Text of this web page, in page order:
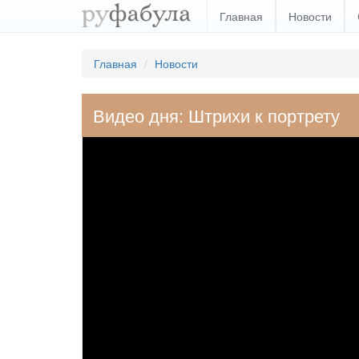
Главная Новости
Главная Новости
Видео дня: Штрихи к портрету